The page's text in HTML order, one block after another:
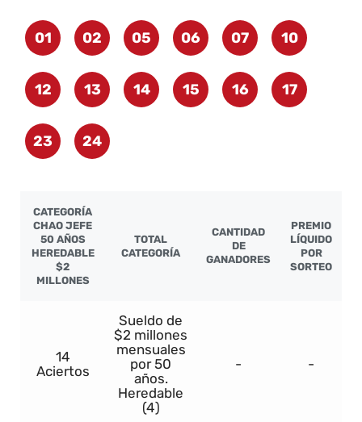
01 02 05 06 07 10
12 13 14 15 16 17
23 24
CATEGORÍA
CHAO JEFE
50 AÑOS
HEREDABLE
$2
MILLONES
TOTAL
CATEGORÍA
CANTIDAD
DE
GANADORES
PREMIO
LÍQUIDO
POR
SORTEO
14
Aciertos
Sueldo de
$2 millones
mensuales
por 50
años.
Heredable
(4)
- -